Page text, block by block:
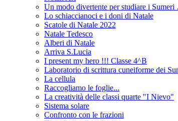
Un modo divertente per studiare i
Lo schiaccianoci e i doni di Natale
Scatole di Natale 2022
Natale Tedesco
Alberi di Natale
Arriva S.Lucia
I present my hero !!! Classe 4^B
Laboratorio di scrittura cuneiforme dei
La cellula
Raccogliamo le foglie...
La creatività delle classi quarte "I Nievo"
Sistema solare
Confronto con le frazioni